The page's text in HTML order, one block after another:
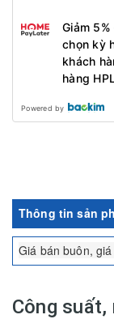
Giảm
chọn kỳ
khách
hàng HPL
Powered by
Thông tin sản
Giá bán buôn,
Công